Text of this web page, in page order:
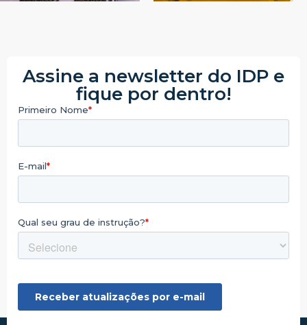
Assine a newsletter do IDP e
fique por dentro!